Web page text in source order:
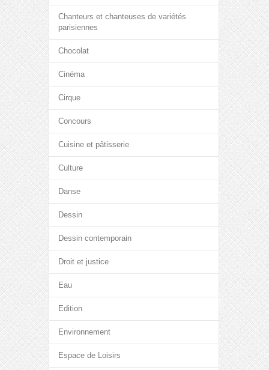
Chanteurs et chanteuses de variétés
parisiennes
Chocolat
Cinéma
Cirque
Concours
Cuisine et pâtisserie
Culture
Danse
Dessin
Dessin contemporain
Droit et justice
Eau
Edition
Environnement
Espace de Loisirs